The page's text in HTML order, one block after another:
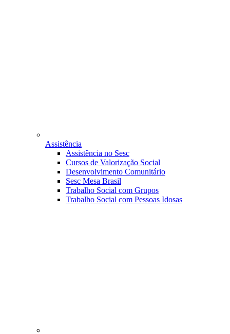
Assistência
Assistência no Sesc
Cursos de Valorização Social
Desenvolvimento Comunitário
Sesc Mesa Brasil
Trabalho Social com Grupos
Trabalho Social com Pessoas Idosas